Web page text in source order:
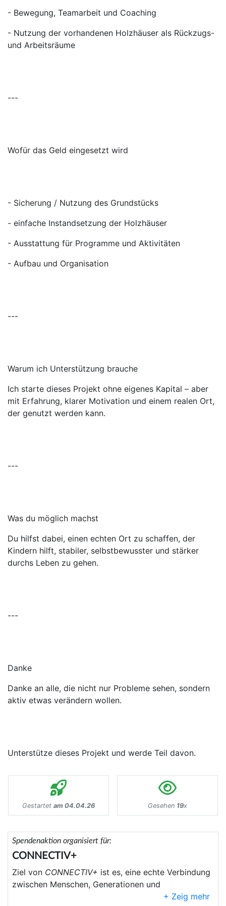
- Bewegung, Teamarbeit und Coaching
- Nutzung der vorhandenen Holzhäuser als Rückzugs-
und Arbeitsräume
---
Wofür das Geld eingesetzt wird
- Sicherung / Nutzung des Grundstücks
- einfache Instandsetzung der Holzhäuser
- Ausstattung für Programme und Aktivitäten
- Aufbau und Organisation
---
Warum ich Unterstützung brauche
Ich starte dieses Projekt ohne eigenes Kapital – aber
mit Erfahrung, klarer Motivation und einem realen Ort,
der genutzt werden kann.
---
Was du möglich machst
Du hilfst dabei, einen echten Ort zu schaffen, der
Kindern hilft, stabiler, selbstbewusster und stärker
durchs Leben zu gehen.
---
Danke
Danke an alle, die nicht nur Probleme sehen, sondern
aktiv etwas verändern wollen.
Unterstütze dieses Projekt und werde Teil davon.
Gestartet am 04.04.26 Gesehen 19x
Spendenaktion organisiert für:
CONNECTIV+
Ziel von CONNECTIV+ ist es, eine echte Verbindung
zwischen Menschen, Generationen und
Lebenswelten zu schaffen. Dabei konzentrieren wir